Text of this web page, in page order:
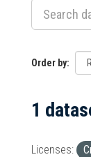
Order by
1
Licenses: